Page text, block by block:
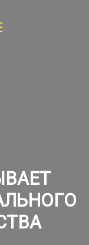
86-05
Тарифы
Отзывы
Статьи